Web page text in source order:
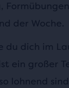
der Woche.
du dich im
ein großer
lohnend